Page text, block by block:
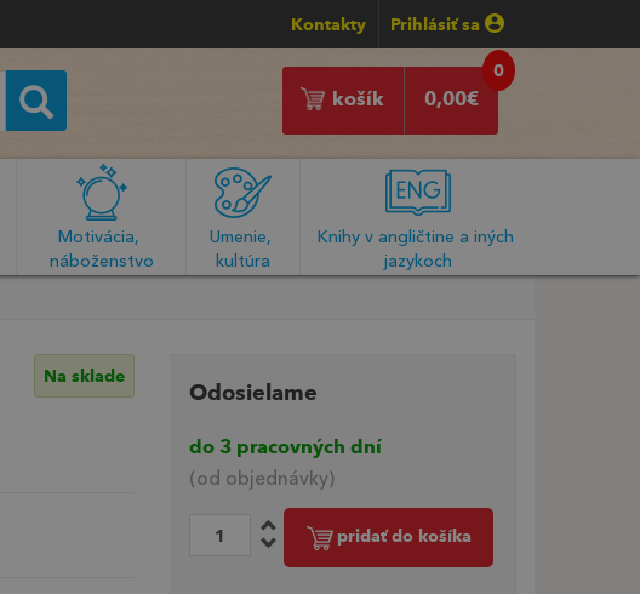
Kontakty Prihlásiť sa
0
0,00€
košík
Motivácia,
náboženstvo
Umenie,
kultúra
Knihy v angličtine a iných
jazykoch
Na sklade
Odosielame
do 3 pracovných dní
(od objednávky)
pridať do košíka